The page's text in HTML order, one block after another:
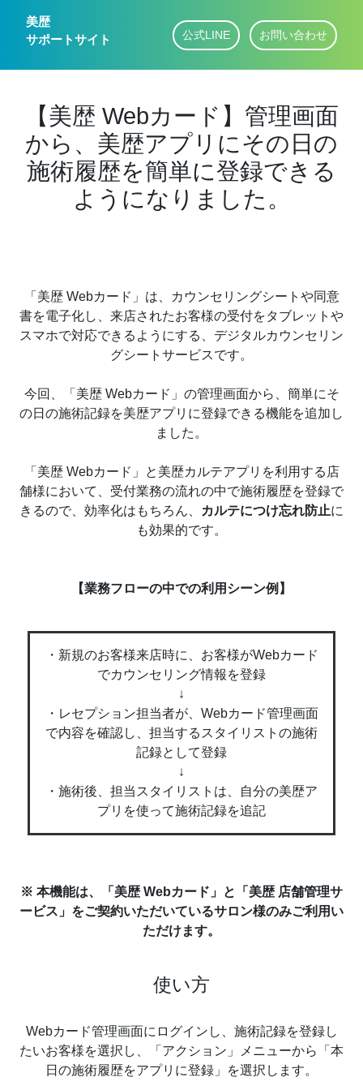
美歴
サポートサイト
公式LINE お問い合わせ
【美歴 Webカード】管理画面
から、美歴アプリにその日の
施術履歴を簡単に登録できる
ようになりました。
「美歴 Webカード」は、カウンセリングシートや同意
書を電子化し、来店されたお客様の受付をタブレットや
スマホで対応できるようにする、デジタルカウンセリン
グシートサービスです。
今回、「美歴 Webカード」の管理画面から、簡単にそ
の日の施術記録を美歴アプリに登録できる機能を追加し
ました。
「美歴 Webカード」と美歴カルテアプリを利用する店
舗様において、受付業務の流れの中で施術履歴を登録で
きるので、効率化はもちろん、
カルテにつけ忘れ防止に
も効果的です。
【業務フローの中での利用シーン例】
・新規のお客様来店時に、お客様がWebカード
でカウンセリング情報を登録
↓
・レセプション担当者が、Webカード管理画面
で内容を確認し、担当するスタイリストの施術
記録として登録
↓
・施術後、担当スタイリストは、自分の美歴ア
プリを使って施術記録を追記
※ 本機能は、「美歴 Webカード」と「美歴 店舗管理サ
ービス」をご契約いただいているサロン様のみご利用い
ただけます。
使い方
Webカード管理画面にログインし、施術記録を登録し
たいお客様を選択し、「アクション」メニューから「本
日の施術履歴をアプリに登録」を選択します。